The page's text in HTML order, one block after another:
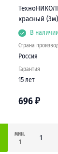
красный
В
Страна
Россия
Гарантия
15 лет
696₽
мин.
1